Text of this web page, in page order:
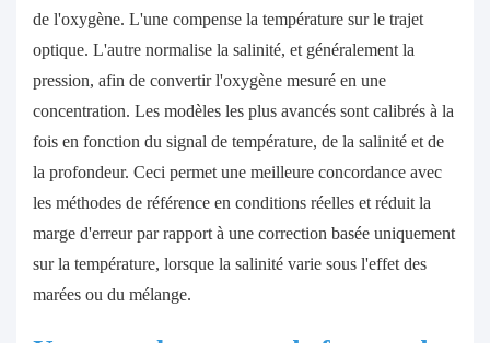
de l'oxygène. L'une compense la température sur le trajet
optique. L'autre normalise la salinité, et généralement la
pression, afin de convertir l'oxygène mesuré en une
concentration. Les modèles les plus avancés sont calibrés à la
fois en fonction du signal de température, de la salinité et de
la profondeur. Ceci permet une meilleure concordance avec
les méthodes de référence en conditions réelles et réduit la
marge d'erreur par rapport à une correction basée uniquement
sur la température, lorsque la salinité varie sous l'effet des
marées ou du mélange.